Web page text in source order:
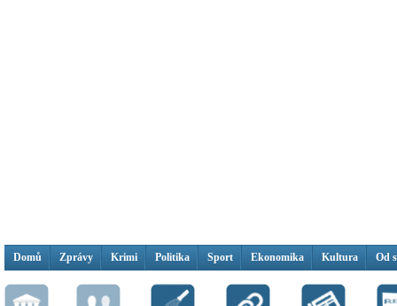
Domů Zprávy Krimi Politika Sport Ekonomika Kultura Od